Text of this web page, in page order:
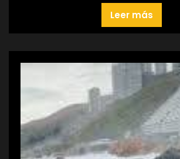
Leer más